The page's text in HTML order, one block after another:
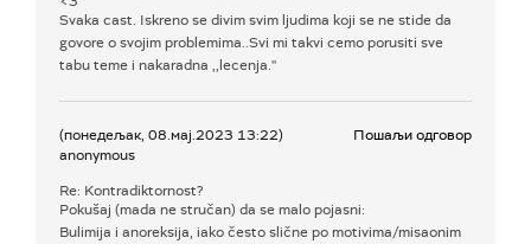
Svaka cast. Iskreno se divim svim ljudima koji se ne stide da
govore o svojim problemima..Svi mi takvi cemo porusiti sve
tabu teme i nakaradna ,,lecenja.''
(понедељак, 08.мај.2023 13:22)
anonymous
Пошаљи одговор
Re: Kontradiktornost?
Pokušaj (mada ne stručan) da se malo pojasni:
Bulimija i anoreksija, iako često slične po motivima/misaonim